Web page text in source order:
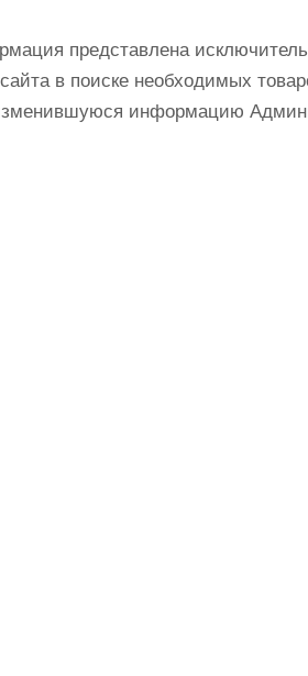
представлена
в поиске необходимых
информацию